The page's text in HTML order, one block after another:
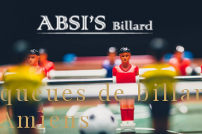
queues de
Amiens